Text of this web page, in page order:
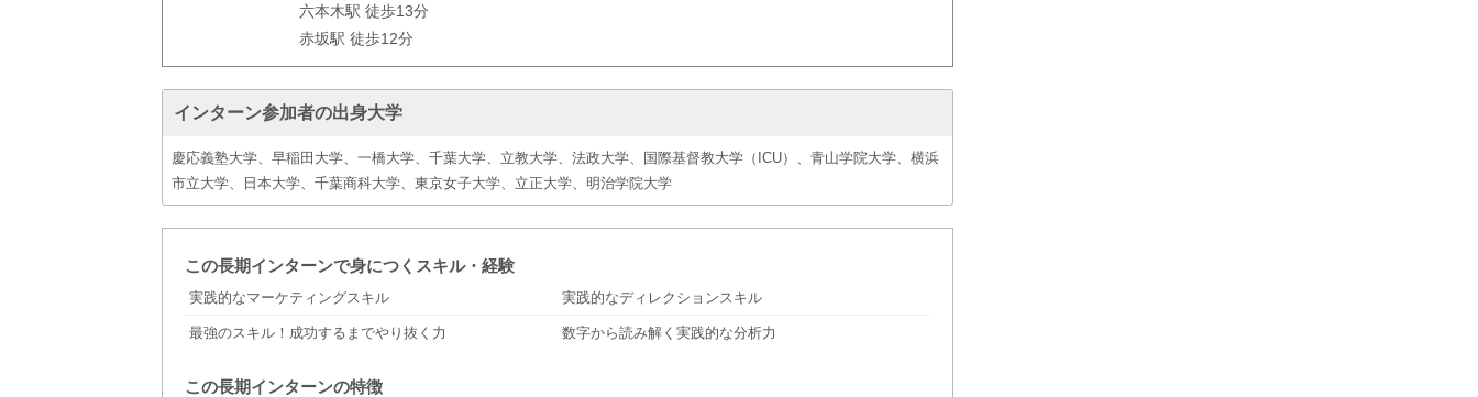
六本木駅 徒歩13分
赤坂駅 徒歩12分
インターン参加者の出身大学
慶応義塾大学、早稲田大学、一橋大学、千葉大学、立教大学、法政大学、国際基督教大学（ICU）、青山学院大学、横浜
市立大学、日本大学、千葉商科大学、東京女子大学、立正大学、明治学院大学
この長期インターンで身につくスキル・経験
実践的なマーケティングスキル 実践的なディレクションスキル
最強のスキル！成功するまでやり抜く力 数字から読み解く実践的な分析力
この長期インターンの特徴